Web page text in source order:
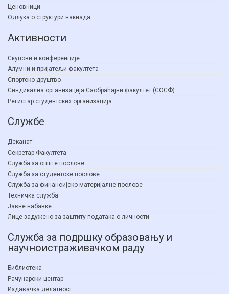
Ценовници
Одлука о структури накнада
Активности
Скупови и конференције
Алумни и пријатељи факултета
Спортско друштво
Синдикална организација Саобраћајни факултет (СОСФ)
Регистар студентских организација
Службе
Деканат
Секретар Факултета
Служба за опште послове
Служба за студентске послове
Служба за финансијско-материјалне послове
Техничка служба
Јавне набавке
Лице задужено за заштиту података о личности
Служба за подршку образовању и
научноистраживачком раду
Библиотека
Рачунарски центар
Издавачка делатност